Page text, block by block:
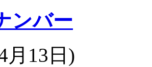
ンバー
月13日 )